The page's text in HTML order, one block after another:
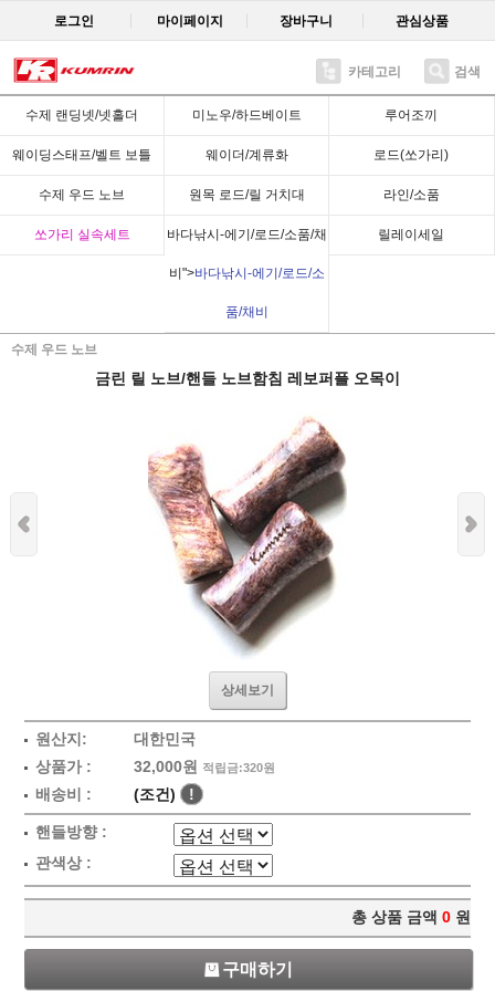
로그인 마이페이지 장바구니 관심상품
카테고리 검색
수제 랜딩넷/넷홀더 미노우/하드베이트 루어조끼
웨이딩스태프/벨트 보틀 웨이더/계류화 로드(쏘가리)
수제 우드 노브 원목 로드/릴 거치대 라인/소품
쏘가리 실속세트 바다낚시-에기/로드/소품/채
비">바다낚시-에기/로드/소
품/채비
릴레이세일
수제 우드 노브
Recent
금린 릴 노브/핸들 노브함침 레보퍼플 오목이
상세보기
원산지:
대한민국
상품가 :
32,000원 적립금:320원
배송비 : (조건) !
핸들방향 :
관색상 :
총 상품 금액 0 원
구매하기